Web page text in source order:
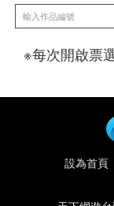
※每次開啟票
設為首頁